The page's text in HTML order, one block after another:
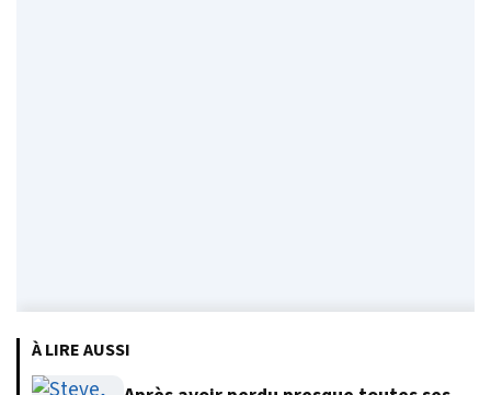
À LIRE AUSSI